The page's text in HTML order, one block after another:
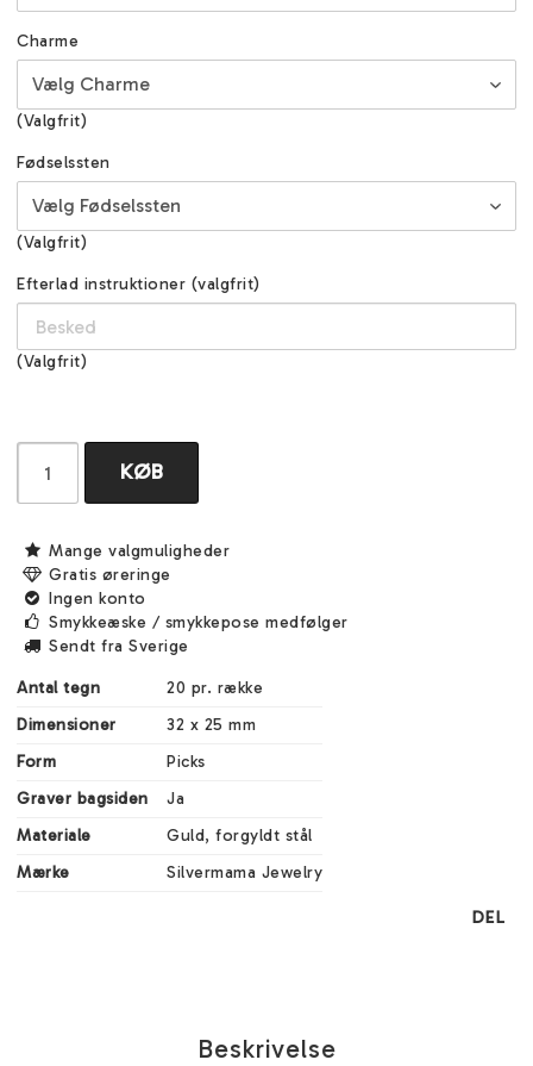
Charme
(Valgfrit)
Fødselssten
(Valgfrit)
Efterlad instruktioner (valgfrit)
(Valgfrit)
KØB
Mange valgmuligheder
Gratis øreringe
Ingen konto
Smykkeæske / smykkepose medfølger
Sendt fra Sverige
Antal tegn
20 pr. række
Dimensioner
32 x 25 mm
Form
Picks
Graver bagsiden
Ja
Materiale
Guld, forgyldt stål
Mærke
Silvermama Jewelry
DEL
Beskrivelse